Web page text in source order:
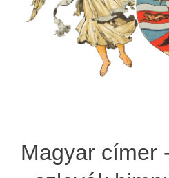
Magyar címer